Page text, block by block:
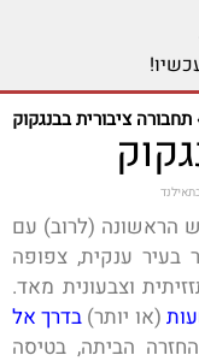
תחבורה ציבורית בבנגקוק
הראשונה (לרוב) עם
בעיר ענקית, צפופה
וצבעונית מאד.
(או יותר) בדרך אל
הביתה, בטיסה